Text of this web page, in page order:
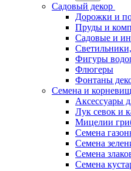
Садовый декор
Дорожки и
Пруды и
Садовые и
Фигуры
Флюгеры
Фонтаны
Семена и
Аксессуары
Лук севок и
Мицелии
Семена
Семена
Семена
Семена